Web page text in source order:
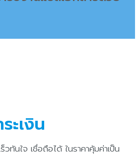
ะเงิน
ทันใจ เชื่อถือได้ ในราคาคุ้มค่าเป็น